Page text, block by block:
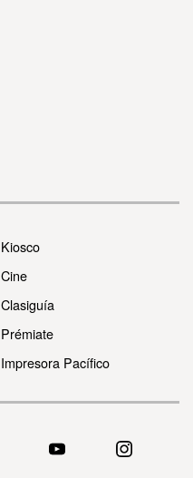
Kiosco
Cine
Clasiguía
Prémiate
Impresora Pacífico